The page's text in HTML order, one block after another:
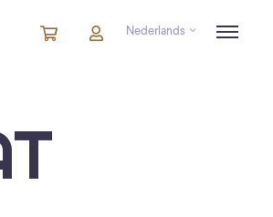
Winkelmandje
artikelenAccountNederlands